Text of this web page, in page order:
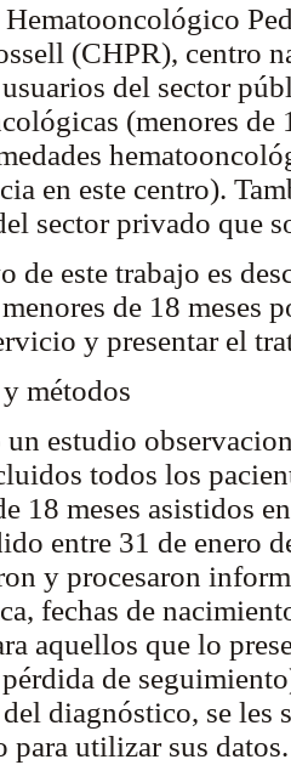
(CHPR), centro
del sector
(menores de
en este centro).
sector privado que
de este trabajo es
de 18 meses
y presentar el
métodos
un estudio
todos los
18 meses asistidos
entre 31 de enero
y procesaron
fechas de
aquellos que lo
de
diagnóstico, se les
para utilizar sus